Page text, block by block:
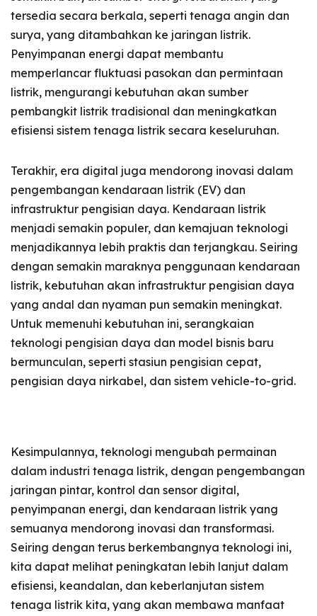
tersedia secara berkala, seperti tenaga angin dan
surya, yang ditambahkan ke jaringan listrik.
Penyimpanan energi dapat membantu
memperlancar fluktuasi pasokan dan permintaan
listrik, mengurangi kebutuhan akan sumber
pembangkit listrik tradisional dan meningkatkan
efisiensi sistem tenaga listrik secara keseluruhan.
Terakhir, era digital juga mendorong inovasi dalam
pengembangan kendaraan listrik (EV) dan
infrastruktur pengisian daya. Kendaraan listrik
menjadi semakin populer, dan kemajuan teknologi
menjadikannya lebih praktis dan terjangkau. Seiring
dengan semakin maraknya penggunaan kendaraan
listrik, kebutuhan akan infrastruktur pengisian daya
yang andal dan nyaman pun semakin meningkat.
Untuk memenuhi kebutuhan ini, serangkaian
teknologi pengisian daya dan model bisnis baru
bermunculan, seperti stasiun pengisian cepat,
pengisian daya nirkabel, dan sistem vehicle-to-grid.
Kesimpulannya, teknologi mengubah permainan
dalam industri tenaga listrik, dengan pengembangan
jaringan pintar, kontrol dan sensor digital,
penyimpanan energi, dan kendaraan listrik yang
semuanya mendorong inovasi dan transformasi.
Seiring dengan terus berkembangnya teknologi ini,
kita dapat melihat peningkatan lebih lanjut dalam
efisiensi, keandalan, dan keberlanjutan sistem
tenaga listrik kita, yang akan membawa manfaat